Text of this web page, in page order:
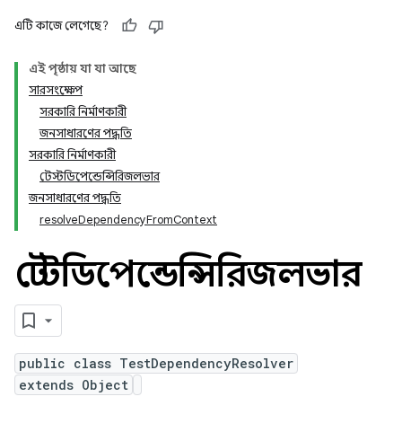
এটি কাজে লেগেছে?
এই পৃষ্ঠায় যা যা আছে
সারসংক্ষেপ
সরকারি নির্মাণকারী
জনসাধারণের পদ্ধতি
সরকারি নির্মাণকারী
টেস্টডিপেন্ডেন্সিরিজলভার
জনসাধারণের পদ্ধতি
resolveDependencyFromContext
টেস্টডিপেন্ডেন্সিরিজলভার
public class TestDependencyResolver
extends Object